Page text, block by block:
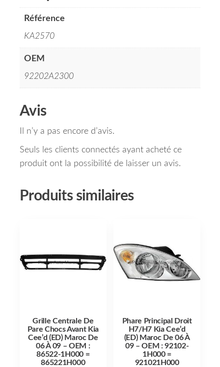
Référence
KA2570
OEM
92202A2300
Avis
Il n’y a pas encore d’avis.
Seuls les clients connectés ayant acheté ce
produit ont la possibilité de laisser un avis.
Produits similaires
Grille Centrale De
Pare Chocs Avant Kia
Cee’d (ED) Maroc De
06 À 09 – OEM :
86522-1H000 =
865221H000
Phare Principal Droit
H7/H7 Kia Cee’d
(ED) Maroc De 06 À
09 – OEM : 92102-
1H000 =
921021H000